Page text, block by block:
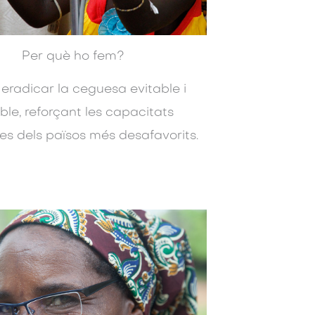
Per què ho fem?
eradicar la ceguesa evitable i
reforçant les capacitats
dels països més desafavorits.